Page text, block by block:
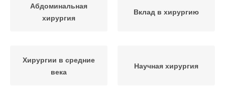
Абдоминальная
хирургия
Вклад в хирургию
Хирургии в средние
века
Научная хирургия